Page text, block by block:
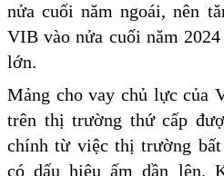
nửa cuối năm ngoái, nên
VIB vào nửa cuối năm
lớn.
Mảng cho vay chủ lực của
trên thị trường thứ cấp
chính từ việc thị trường bất
có dấu hiệu ấm dần lên.